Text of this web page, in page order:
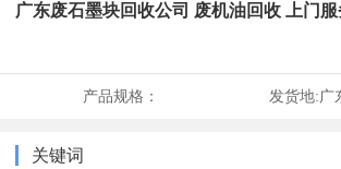
广东废石墨块回收公司 废机油回收 上门服
产品规格： 发货地:广
关键词